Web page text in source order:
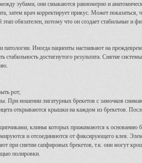
зубами, они смыкаются равномерно и
затем врач корректирует прикус. Может показаться,
обязателен, потому что он создает стабильные и
патологии. Иногда пациенты настаивают на
достигнутого результата. Снятие
рот;
При ношении лигатурных брекетов с замочков
открываются крышки на каждом из брекетов.
клинья которых прижимаются к основанию
и отсоединяются от фиксирующего клея.
при снятии сапфировых брекетов, т.к. они могут
полировки.